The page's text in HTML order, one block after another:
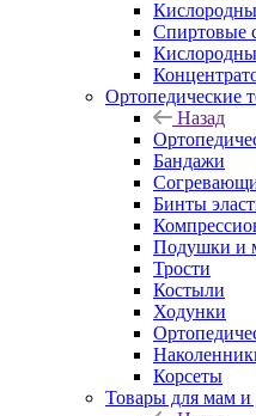
Спиртовые
Ортопедические
Назад
Бандажи
Бинты
Подушки и
Трости
Костыли
Ходунки
Корсеты
Товары для мам и